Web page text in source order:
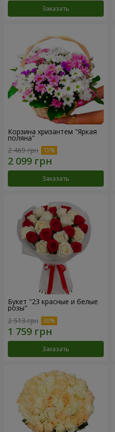
Заказать
Корзина хризантем "Яркая
поляна"
2 469 грн
Заказать
Букет "23 красные и белые
розы"
2 513 грн
Заказать